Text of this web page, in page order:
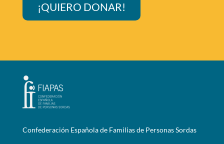
¡QUIERO DONAR!
Confederación Española de Familias de Personas Sordas